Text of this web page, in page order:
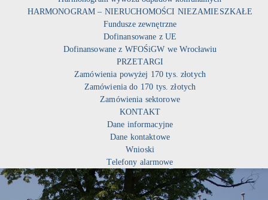
HARMONOGRAM – NIERUCHOMOŚCI NIEZAMIESZKAŁE
Fundusze zewnętrzne
Dofinansowane z UE
Dofinansowane z WFOŚiGW we Wrocławiu
PRZETARGI
Zamówienia powyżej 170 tys. złotych
Zamówienia do 170 tys. złotych
Zamówienia sektorowe
KONTAKT
Dane informacyjne
Dane kontaktowe
Wnioski
Telefony alarmowe